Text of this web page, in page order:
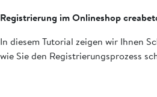
Registrierung im Onlineshop
In diesem Tutorial zeigen wir Ihnen
wie Sie den Registrierungsprozess